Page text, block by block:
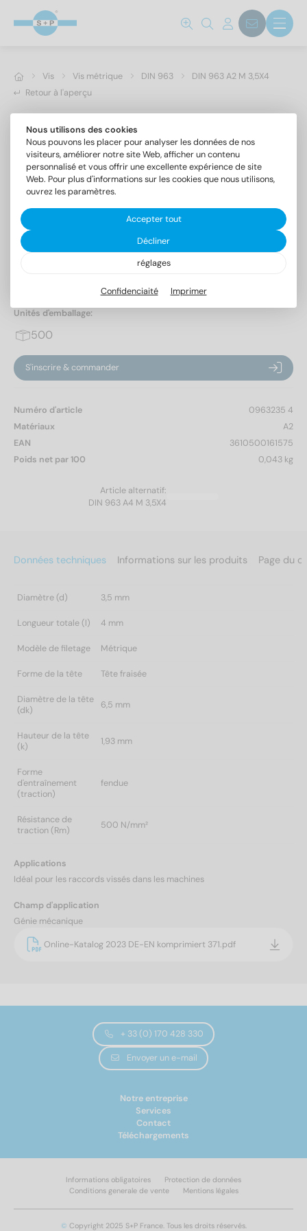
Vis Vis métrique DIN 963
DIN 963 A2 M 3,5X4
Retour à l'aperçu
Vis à tête fraisée fendue
Unités d'emballage:
500
S'inscrire & commander
Numéro d'article
0963235 4
Matériaux
A2
EAN
3610500161575
Poids net par 100
0,043 kg
Article alternatif:
DIN 963 A4 M 3,5X4
Données techniques Informations sur les produits Page du
Diamètre (d) 3,5 mm
Longueur totale (l) 4 mm
Modèle de filetage Métrique
Forme de la tête Tête fraisée
Diamètre de la tête
(dk)
6,5 mm
Hauteur de la tête
(k)
1,93 mm
Forme
d'entraînement
(traction)
fendue
Résistance de
traction (Rm)
500 N/mm²
Applications
Idéal pour les raccords vissés dans les machines
Champ d'application
Génie mécanique
Online-Katalog 2023 DE-EN komprimiert 371.pdf
+ 33 (0) 170 428 330
Envoyer un e-mail
Notre entreprise
Services
Contact
Téléchargements
© Copyright 2025 S+P France. Tous les droits réservés.
Informations obligatoires
Protection de données
Conditions generale de vente
Mentions légales
Nous utilisons des cookies
Nous pouvons les placer pour analyser les données de nos
visiteurs, améliorer notre site Web, afficher un contenu
personnalisé et vous offrir une excellente expérience de site
Web. Pour plus d'informations sur les cookies que nous utilisons,
ouvrez les paramètres.
Accepter tout
Décliner
réglages
Confidenciaité Imprimer